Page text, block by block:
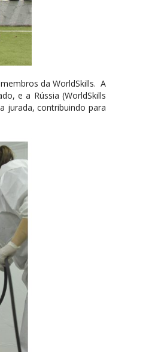
da WorldSkills. A
e a Rússia (WorldSkills
jurada, contribuindo para